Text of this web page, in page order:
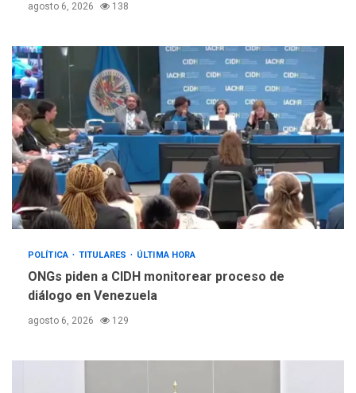
agosto 6, 2026 138
POLÍTICA TITULARES ÚLTIMA HORA
ONGs piden a CIDH monitorear proceso de
diálogo en Venezuela
agosto 6, 2026 129